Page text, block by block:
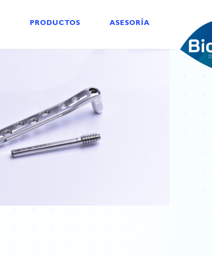
PRODUCTOS ASESORÍA